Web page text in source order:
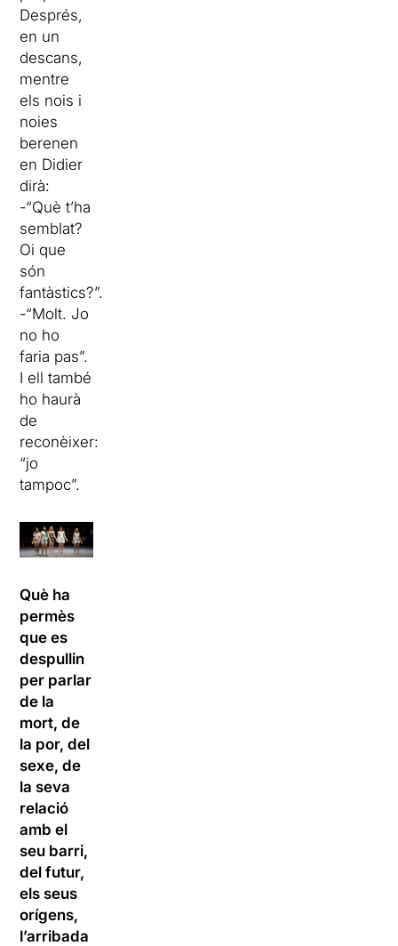
Després,
en un
descans,
mentre
els nois i
noies
berenen
en Didier
dirà:
-“Què t’ha
semblat?
Oi que
són
fantàstics?”.
-“Molt. Jo
no ho
faria pas”.
I ell també
ho haurà
de
reconèixer:
“jo
tampoc”.
Què ha
permès
que es
despullin
per parlar
de la
mort, de
la por, del
sexe, de
la seva
relació
amb el
seu barri,
del futur,
els seus
orígens,
l’arribada